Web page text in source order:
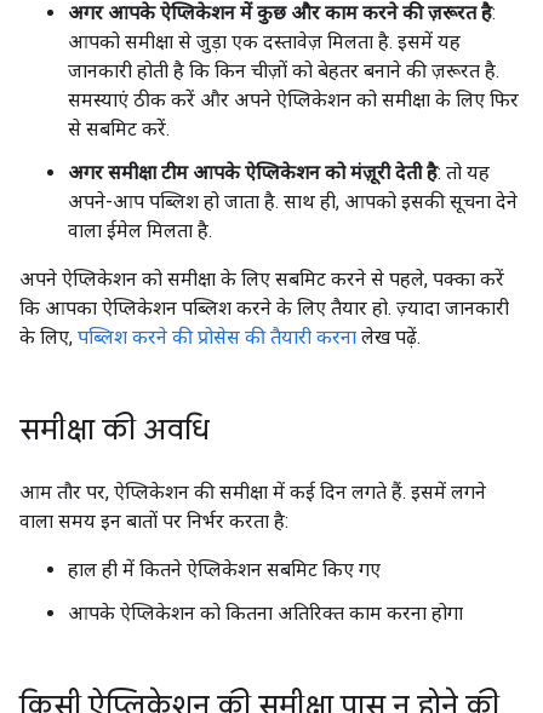
अगर आपके ऐप्लिकेशन में कुछ और काम करने की ज़रूरत है:
आपको समीक्षा से जुड़ा एक दस्तावेज़ मिलता है. इसमें यह
जानकारी होती है कि किन चीज़ों को बेहतर बनाने की ज़रूरत है.
समस्याएं ठीक करें और अपने ऐप्लिकेशन को समीक्षा के लिए फिर
से सबमिट करें.
अगर समीक्षा टीम आपके ऐप्लिकेशन को मंज़ूरी देती है: तो यह
अपने-आप पब्लिश हो जाता है. साथ ही, आपको इसकी सूचना देने
वाला ईमेल मिलता है.
अपने ऐप्लिकेशन को समीक्षा के लिए सबमिट करने से पहले, पक्का करें
कि आपका ऐप्लिकेशन पब्लिश करने के लिए तैयार हो. ज़्यादा जानकारी
के लिए, पब्लिश करने की प्रोसेस की तैयारी करना लेख पढ़ें.
समीक्षा की अवधि
आम तौर पर, ऐप्लिकेशन की समीक्षा में कई दिन लगते हैं. इसमें लगने
वाला समय इन बातों पर निर्भर करता है:
हाल ही में कितने ऐप्लिकेशन सबमिट किए गए
आपके ऐप्लिकेशन को कितना अतिरिक्त काम करना होगा
किसी ऐप्लिकेशन की समीक्षा पास न होने की